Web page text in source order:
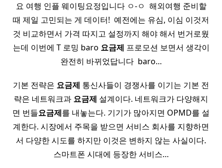
요 여행 인플 웨이팅요정입니다 ㅇ-ㅇ ​ 해외여행 준비할
때 제일 고민되는 게 데이터! ​ 예전에는 유심, 이심 이것저
것 비교하면서 가격 따지고 설정까지 해야 해서 번거로웠
는데 이번에 T 로밍 baro 요금제 프로모션 보면서 생각이
완전히 바뀌었답니다 ​ baro…
기본 전략은 요금제 통신사들이 경쟁사를 이기는 기본 전
략은 네트워크과 요금제 설계이다. 네트워크가 다양해지
면 번들요금제를 내놓는다. 기기가 많아지면 OPMD를 설
계한다. 시장에서 주목을 받으면 서비스 회사를 지향하면
서 다양한 시도를 하지만 이것은 변하지 않는 사실이다.
스마트폰 시대에 등장한 서비스…